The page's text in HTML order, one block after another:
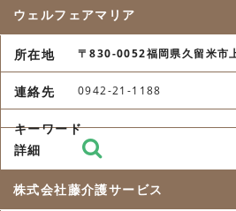
ウェルフェアマリア
〒830-0052福岡県久留米市
0942-21-1188
株式会社藤介護サービス